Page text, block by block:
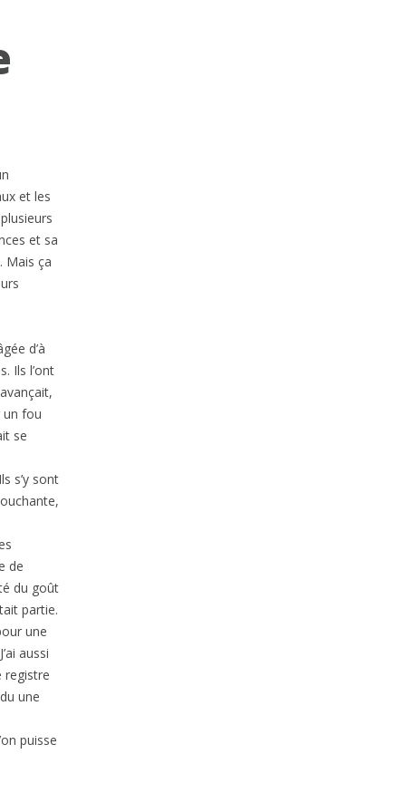
et les
et sa
Mais ça
d’à
Ils l’ont
un fou
se
s’y sont
de
du goût
partie.
une
aussi
registre
une
puisse